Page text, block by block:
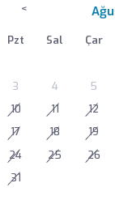
<
Pzt Sal Çar
3
4 5
10
11 12
17
18 19
24
25 26
31